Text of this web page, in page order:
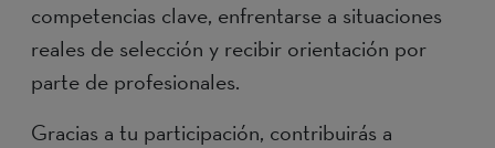
competencias clave, enfrentarse a situaciones
reales de selección y recibir orientación por
parte de profesionales.
Gracias a tu participación, contribuirás a